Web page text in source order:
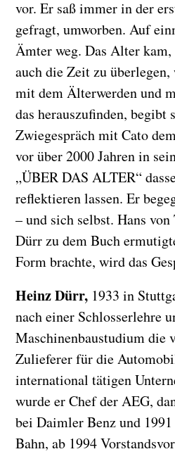
vor. Er saß immer in der
gefragt, umworben. Auf
Ämter weg. Das Alter
auch die Zeit zu überlegen,
mit dem Älterwerden und
das herauszufinden,
Zwiegespräch mit Cato
vor über 2000 Jahren in
„ÜBER DAS ALTER“
reflektieren lassen. Er
– und sich selbst. Hans
Dürr zu dem Buch
Form brachte, wird das
Heinz Dürr, 1933 in
nach einer Schlosserlehre
Maschinenbaustudium die
Zulieferer für die
international tätigen
wurde er Chef der AEG,
bei Daimler Benz und
Bahn, ab 1994